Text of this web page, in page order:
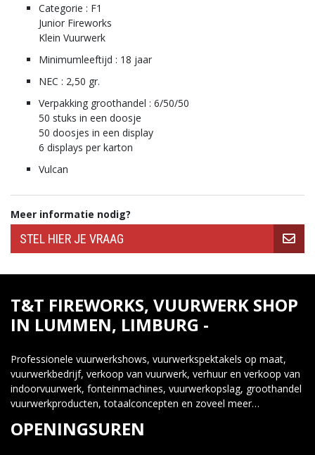
Categorie : F1
Junior Fireworks
Klein Vuurwerk
Minimumleeftijd : 18 jaar
NEC : 2,50 gr.
Verpakking groothandel : 6/50/50
50 stuks in een doosje
50 doosjes in een display
6 displays per karton
Vulcan
PC007 Tricky Werpbommetjes Gooibommetjes
Kindervuurwerk
Jeugdvuurwerk
Klein Vuurwerk
Knalerwt kinderen
Vuurwerk Kids
Vuurwerk 12 jaar
De beste knalerwten
Kermisvuurwerk
Vuurwerk schietkraam kermis
Vuurwerk kopen Vlaanderen
Grootste vuurwerkwinkel Vlaanderen
Beste vuurwerk België
Limburgse Vuurwerkwinkel
Meer informatie nodig?
STEL HIER JE VRAAG
T&T FIREWORKS, VUURWERK SHOP
IN LUMMEN, LIMBURG -
Professionele vuurwerkshows, vuurwerkspektakels op maat,
vuurwerkbedrijf, verkoop van vuurwerk, verhuur en verkoop van
indoorvuurwerk, fonteinmachines, vuurwerkopslag, groothandel
vuurwerkproducten, totaalconcepten en zoveel meer…
OPENINGSUREN